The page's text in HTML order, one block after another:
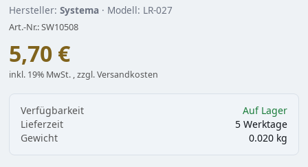
Hersteller:Systema · Modell: LR-027
Art.-Nr.: SW10508
5,70 €
inkl. 19% MwSt. , zzgl. Versandkosten
Verfügbarkeit
Auf Lager
Lieferzeit
5 Werktage
Gewicht
0.020 kg